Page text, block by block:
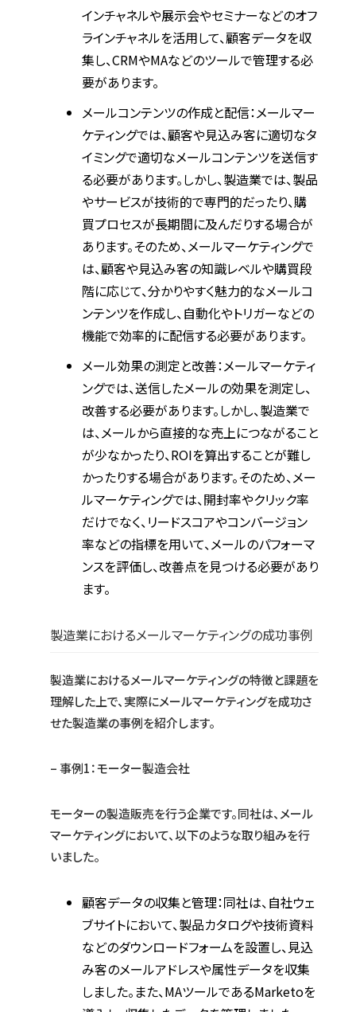
インチャネルや展示会やセミナーなどのオフ
ラインチャネルを活用して、顧客データを収
集し、CRMやMAなどのツールで管理する必
要があります。
メールコンテンツの作成と配信：メールマー
ケティングでは、顧客や見込み客に適切なタ
イミングで適切なメールコンテンツを送信す
る必要があります。しかし、製造業では、製品
やサービスが技術的で専門的だったり、購
買プロセスが長期間に及んだりする場合が
あります。そのため、メールマーケティングで
は、顧客や見込み客の知識レベルや購買段
階に応じて、分かりやすく魅力的なメールコ
ンテンツを作成し、自動化やトリガーなどの
機能で効率的に配信する必要があります。
メール効果の測定と改善：メールマーケティ
ングでは、送信したメールの効果を測定し、
改善する必要があります。しかし、製造業で
は、メールから直接的な売上につながること
が少なかったり、ROIを算出することが難し
かったりする場合があります。そのため、メー
ルマーケティングでは、開封率やクリック率
だけでなく、リードスコアやコンバージョン
率などの指標を用いて、メールのパフォーマ
ンスを評価し、改善点を見つける必要があり
ます。
製造業におけるメールマーケティングの成功事例
製造業におけるメールマーケティングの特徴と課題を
理解した上で、実際にメールマーケティングを成功さ
せた製造業の事例を紹介します。
– 事例1：モーター製造会社
モーターの製造販売を行う企業です。同社は、メール
マーケティングにおいて、以下のような取り組みを行
いました。
顧客データの収集と管理：同社は、自社ウェ
ブサイトにおいて、製品カタログや技術資料
などのダウンロードフォームを設置し、見込
み客のメールアドレスや属性データを収集
しました。また、MAツールであるMarketoを